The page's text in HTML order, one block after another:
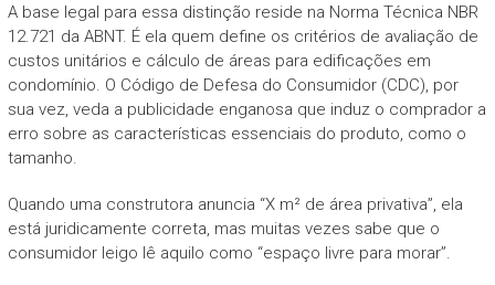
A base legal para essa distinção reside na Norma Técnica NBR
12.721 da ABNT. É ela quem define os critérios de avaliação de
custos unitários e cálculo de áreas para edificações em
condomínio. O Código de Defesa do Consumidor (CDC), por
sua vez, veda a publicidade enganosa que induz o comprador a
erro sobre as características essenciais do produto, como o
tamanho.
Quando uma construtora anuncia “X m² de área privativa”, ela
está juridicamente correta, mas muitas vezes sabe que o
consumidor leigo lê aquilo como “espaço livre para morar”.